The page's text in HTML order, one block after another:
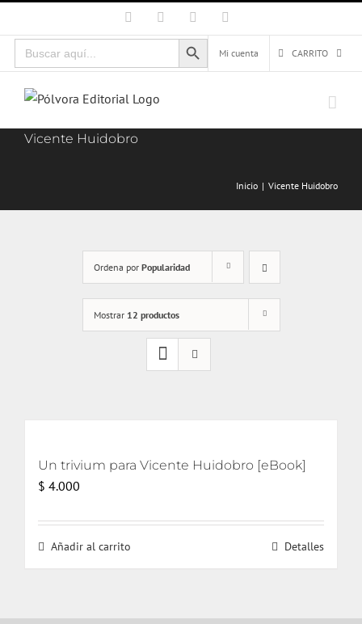
al
contenido
Facebook Instagram
Buscar:
Botón de búsqueda
Mi cuenta
CARRITO
Vicente Huidobro
Inicio Vicente Huidobro
Ordena por Popularidad
Mostrar 12 productos
Un trivium para Vicente Huidobro [eBook]
$ 4.000
Añadir al carrito Detalles